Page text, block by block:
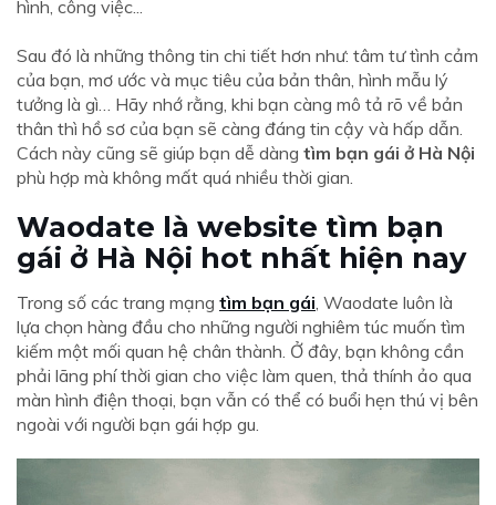
hình, công việc...
Sau đó là những thông tin chi tiết hơn như: tâm tư tình cảm
của bạn, mơ ước và mục tiêu của bản thân, hình mẫu lý
tưởng là gì… Hãy nhớ rằng, khi bạn càng mô tả rõ về bản
thân thì hồ sơ của bạn sẽ càng đáng tin cậy và hấp dẫn.
Cách này cũng sẽ giúp bạn dễ dàng tìm bạn gái ở Hà Nội
phù hợp mà không mất quá nhiều thời gian.
Waodate là website tìm bạn
gái ở Hà Nội hot nhất hiện nay
Trong số các trang mạng tìm bạn gái , Waodate luôn là
lựa chọn hàng đầu cho những người nghiêm túc muốn tìm
kiếm một mối quan hệ chân thành. Ở đây, bạn không cần
phải lãng phí thời gian cho việc làm quen, thả thính ảo qua
màn hình điện thoại, bạn vẫn có thể có buổi hẹn thú vị bên
ngoài với người bạn gái hợp gu.